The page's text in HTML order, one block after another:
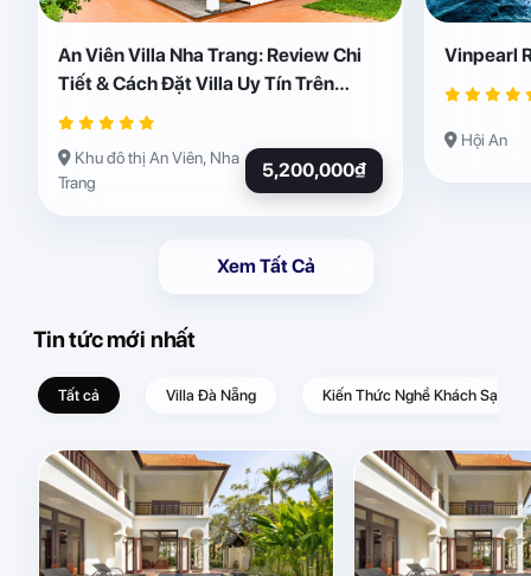
An Viên Villa Nha Trang: Review Chi
Tiết & Cách Đặt Villa Uy Tín Trên
Abogo
Khu đô thị An Viên, Nha
Trang
5,200,000₫
Vinpearl
Hội An
Xem Tất Cả
Tin tức mới nhất
Tất cả Villa Đà Nẵng Kiến Thức Nghề Khách Sạn –